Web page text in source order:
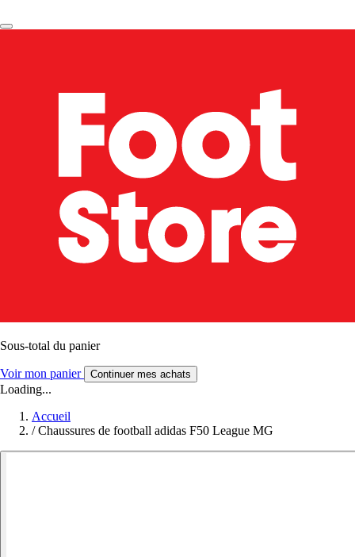
Sous-total du panier
Voir mon panier Continuer mes achats
Loading...
Accueil
/ Chaussures de football adidas F50 League MG